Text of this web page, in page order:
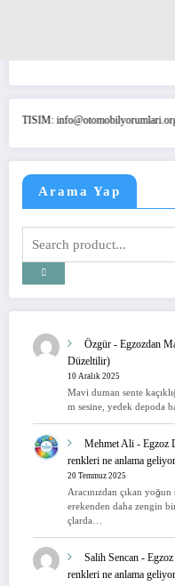
info@otomobilyorumlari.org
Arama Yap
Özgür - Egzozdan
Düzeltilir)
10 Aralık 2025
Mavi duman sente
m sesine, yedek depoda
Mehmet Ali - Egzoz
renkleri ne anlama
20 Temmuz 2025
Aracınızdan çıkan
erekenden daha zengin
çlarda…
Salih Sencan -
renkleri ne anlama